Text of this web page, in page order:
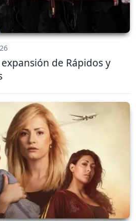
de Rápidos y